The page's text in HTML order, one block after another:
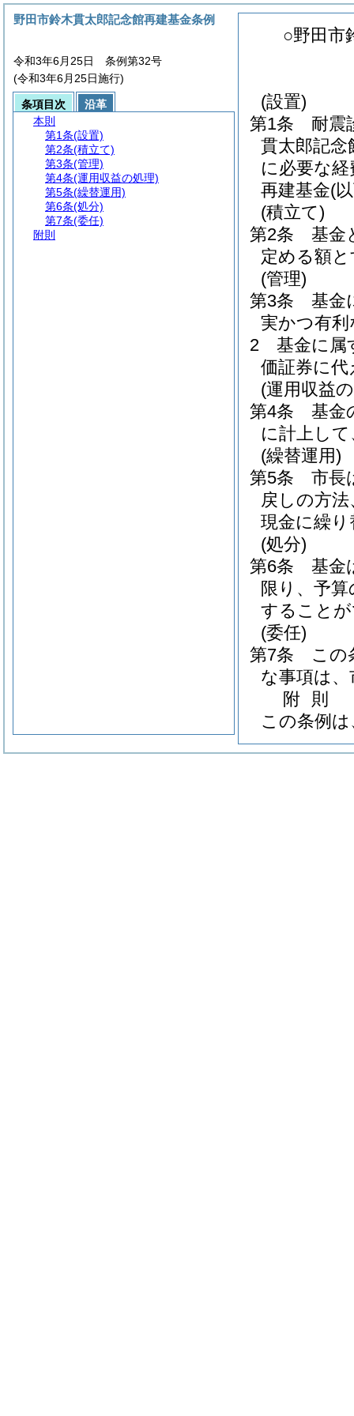
○野田市
(設置)
第1条
耐震
貫太郎記
に必要な
再建基金(
(積立て)
第2条
基金
定める額
(管理)
第3条
基金
実かつ有
2
基金に属
価証券に
(運用収益
第4条
基金
に計上し
(繰替運用)
第5条
市長
戻しの方
現金に繰
(処分)
第6条
基金
限り、予
すること
(委任)
第7条
この
な事項は
附 則
この条例
野田市鈴木貫太郎記念館再建基金条例
令和3年6月25日 条例第32号
(令和3年6月25日施行)
条項目次
沿革
本則
第1条(設置)
第2条(積立て)
第3条(管理)
第4条(運用収益の処理)
第5条(繰替運用)
第6条(処分)
第7条(委任)
附則